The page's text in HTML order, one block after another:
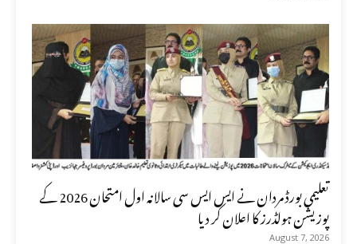
تعلیمی بورڈ مردان نے ایس ایس سی سالانہ اول امتحان 2026 کے
پوزیشن ہولڈرز کا اعلان کر دیا
August 7, 2026